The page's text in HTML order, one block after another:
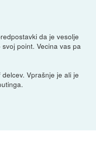
da je vesolje
point. Vecina vas pa
Vprašnje je ali je